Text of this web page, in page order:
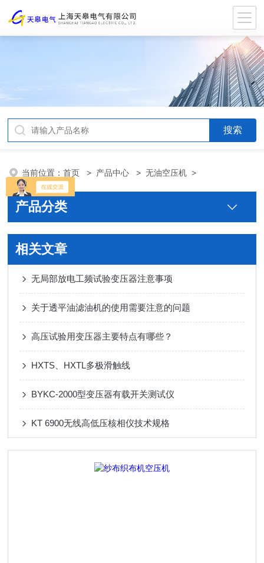
当前位置：首页 > 产品中心 >无油空压机 >
产品分类
相关文章
无局部放电工频试验变压器注意事项
关于透平油滤油机的使用需要注意的问题
高压试验用变压器主要特点有哪些？
HXTS、HXTL多极滑触线
BYKC-2000型变压器有载开关测试仪
KT 6900无线高低压核相仪技术规格